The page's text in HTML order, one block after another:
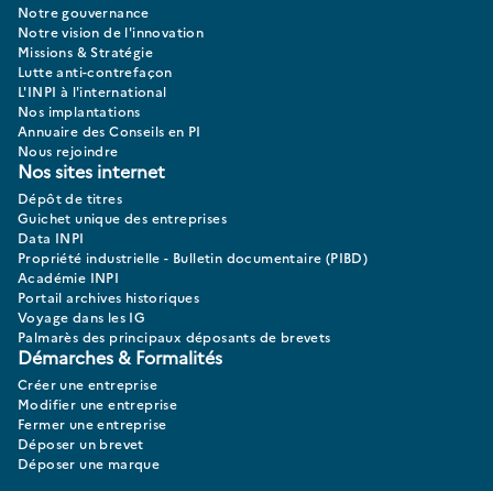
Notre gouvernance
Notre vision de l'innovation
Missions & Stratégie
Lutte anti-contrefaçon
L'INPI à l'international
Nos implantations
Annuaire des Conseils en PI
Nous rejoindre
Nos sites internet
Dépôt de titres
Guichet unique des entreprises
Data INPI
Propriété industrielle - Bulletin documentaire (PIBD)
Académie INPI
Portail archives historiques
Voyage dans les IG
Palmarès des principaux déposants de brevets
Démarches & Formalités
Créer une entreprise
Modifier une entreprise
Fermer une entreprise
Déposer un brevet
Déposer une marque